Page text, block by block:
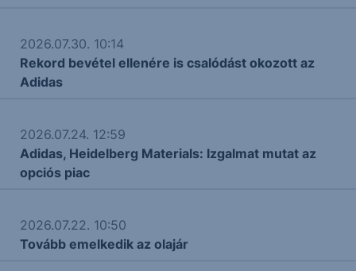
2026.07.30. 10:14
Rekord bevétel ellenére is csalódást okozott az
Adidas
2026.07.24. 12:59
Adidas, Heidelberg Materials: Izgalmat mutat az
opciós piac
2026.07.22. 10:50
Tovább emelkedik az olajár